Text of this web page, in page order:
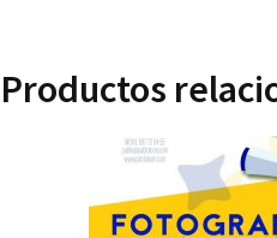
Productos